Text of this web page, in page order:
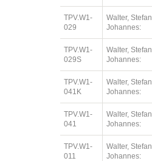
TPV.W1-
029
Walter, Stefan
Johannes:
TPV.W1-
029S
Walter, Stefan
Johannes:
TPV.W1-
041K
Walter, Stefan
Johannes:
TPV.W1-
041
Walter, Stefan
Johannes:
TPV.W1-
011
Walter, Stefan
Johannes: